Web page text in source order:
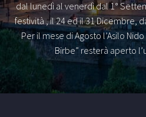
dal lunedì al venerdì dal 1°
festività , il 24 ed il 31 Dicembre,
Per il mese di Agosto l’Asilo
Birbe” resterà aperto